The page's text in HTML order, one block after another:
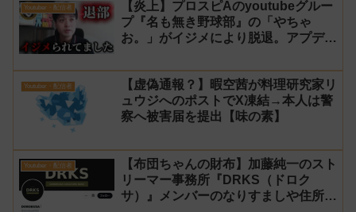
Youtuber・配信者
【炎上】プロスピAのyoutubeグルー
プ『名も無き野球部』の「やちゃ
お。」がイジメにより脱退。アプデの
VIPが事実無根だと否定
Youtuber・配信者
【虚偽通報？】暇空茜が料理研究家リ
ュウジへのポストでX凍結→本人は警
察へ被害届を提出【味の素】
Youtuber・配信者
【布団ちゃんの財布】加藤純一のスト
リーマー事務所『DRKS（ドロク
サ）』メンバーのなりすましや住所特